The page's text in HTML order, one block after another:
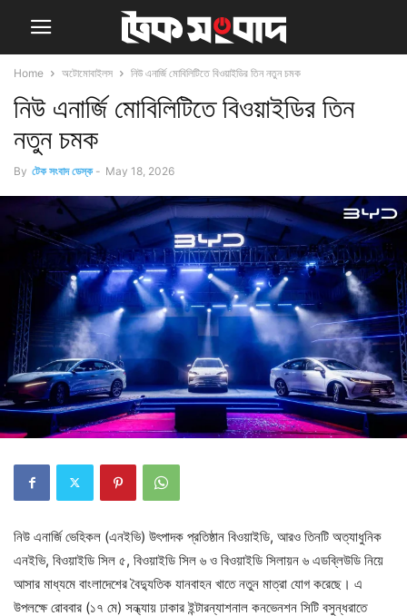
Home অটোমোবাইলস নিউ এনার্জি মোবিলিটিতে বিওয়াইডির তিন নতুন চমক
নিউ এনার্জি মোবিলিটিতে বিওয়াইডির তিন
নতুন চমক
By টেক সংবাদ ডেস্ক - May 18, 2026
নিউ এনার্জি ভেহিকল (এনইভি) উৎপাদক প্রতিষ্ঠান বিওয়াইডি, আরও তিনটি অত্যাধুনিক
এনইভি, বিওয়াইডি সিল ৫, বিওয়াইডি সিল ৬ ও বিওয়াইডি সিলায়ন ৬ এডব্লিউডি নিয়ে
আসার মাধ্যমে বাংলাদেশের বৈদ্যুতিক যানবাহন খাতে নতুন মাত্রা যোগ করেছে। এ
উপলক্ষে রোববার (১৭ মে) সন্ধ্যায় ঢাকার ইন্টারন্যাশনাল কনভেনশন সিটি বসুন্ধরাতে